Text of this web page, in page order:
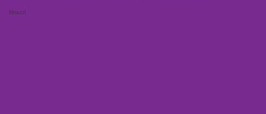
Brazil